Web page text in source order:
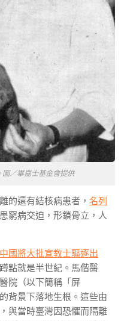
／畢嘉士基金會提供
的還有結核病患者， 名列
窮病交迫，形鎖骨立，人
中國將大批宣教士驅逐出
點就是半世紀。馬偕醫
院（以下簡稱「屏
背景下落地生根。這些由
與當時臺灣因恐懼而隔離